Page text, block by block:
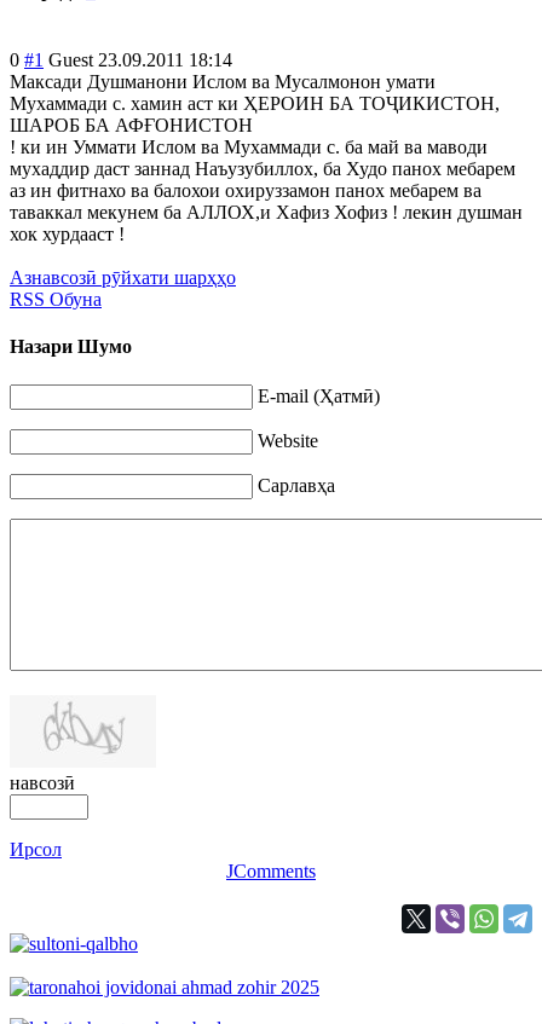
0 #1 Guest 23.09.2011 18:14
Максади Душманони Ислом ва Мусалмонон умати
Мухаммади с. хамин аст ки ҲЕРОИН БА ТОҶИКИСТОН,
ШАРОБ БА АФҒОНИСТОН
! ки ин Уммати Ислом ва Мухаммади с. ба май ва маводи
мухаддир даст заннад Наъузубиллох, ба Худо панох мебарем
аз ин фитнахо ва балохои охируззамон панох мебарем ва
таваккал мекунем ба АЛЛОХ,и Хафиз Хофиз ! лекин душман
хок хурдааст !
Азнавсозӣ рӯйхати шарҳҳо
RSS Обуна
Назари Шумо
E-mail (Ҳатмӣ)
Website
Сарлавҳа
навсозӣ
Ирсол
JComments